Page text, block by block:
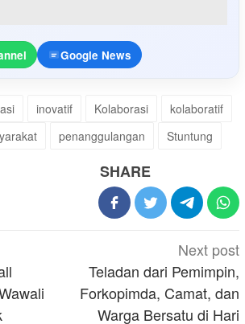
Google News
inovatif Kolaborasi
kolaboratif
penanggulangan Stuntung
SHARE
Next post
Teladan dari Pemimpin,
Forkopimda, Camat, dan
Warga Bersatu di Hari